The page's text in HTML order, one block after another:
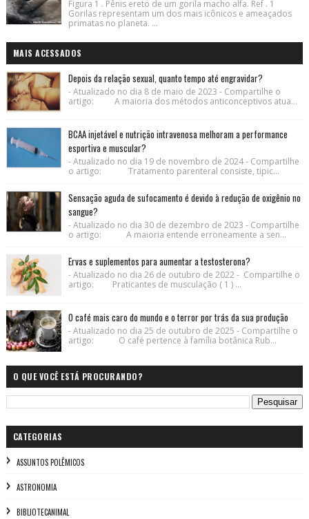
Figura 1 . Pênis ereto de um gorila macho alfa. Ref . 1
Gorilas representam um dos mais icônicos e ameaçados
primatas no planeta. ...
MAIS ACESSADOS
Depois da relação sexual, quanto tempo até engravidar?
- Atualizado no dia 8 de maio de 2023 - Compartilhe o
artigo: A maioria dos métodos anticonceptivos atua...
BCAA injetável e nutrição intravenosa melhoram a performance
esportiva e muscular?
- Atualizado no dia 19 de novembro de 2024 - Compartilhe
o artigo: Tratamento parenteral consiste, tipic...
Sensação aguda de sufocamento é devido à redução de oxigênio no
sangue?
- Atualizado no dia 30 de dezembro de 2023 - Compartilhe
o artigo: A maioria entende erroneamente a sen...
Ervas e suplementos para aumentar a testosterona?
- Atualizado no dia 26 de outubro de 2022 - Compartilhe o
artigo: Praticantes de musculação ( 1 ) ...
O café mais caro do mundo e o terror por trás da sua produção
- Atualizado no dia 25 de outubro de 2025 - Compartilhe o
artigo: O café pertence à família botânica Rub...
O QUE VOCÊ ESTÁ PROCURANDO?
CATEGORIAS
ASSUNTOS POLÊMICOS
ASTRONOMIA
BIBLIOTECANIMAL